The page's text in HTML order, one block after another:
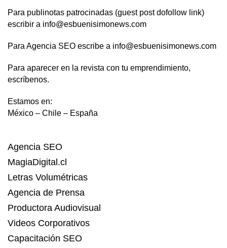
Para publinotas patrocinadas (guest post dofollow link)
escribir a info@esbuenisimonews.com
Para Agencia SEO escribe a info@esbuenisimonews.com
Para aparecer en la revista con tu emprendimiento,
escríbenos.
Estamos en:
México – Chile – España
Agencia SEO
MagiaDigital.cl
Letras Volumétricas
Agencia de Prensa
Productora Audiovisual
Videos Corporativos
Capacitación SEO